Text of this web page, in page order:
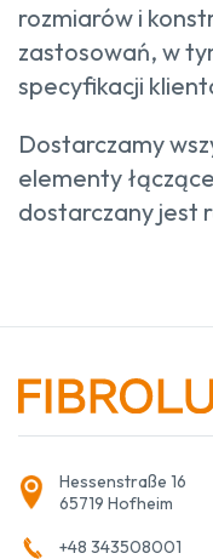
rozmiarów i
zastosowań, w
specyfikacji
Dostarczamy
elementy
dostarczany jest
Hessenstraße 16
65719 Hofheim
+48 343508001